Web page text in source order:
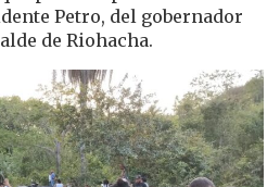
Petro, del gobernador
de Riohacha.